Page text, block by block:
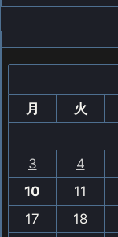
月
火
3
4
10
11
17
18